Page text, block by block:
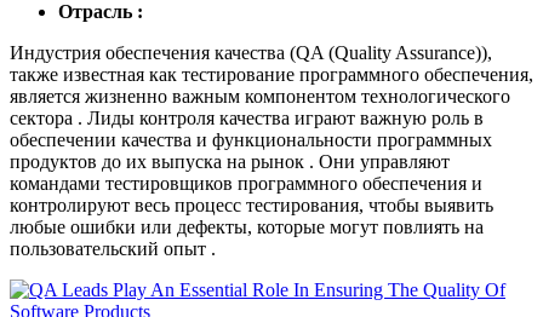
Отрасль :
Индустрия обеспечения качества (QA (Quality Assurance)),
также известная как тестирование программного обеспечения,
является жизненно важным компонентом технологического
сектора . Лиды контроля качества играют важную роль в
обеспечении качества и функциональности программных
продуктов до их выпуска на рынок . Они управляют
командами тестировщиков программного обеспечения и
контролируют весь процесс тестирования, чтобы выявить
любые ошибки или дефекты, которые могут повлиять на
пользовательский опыт .